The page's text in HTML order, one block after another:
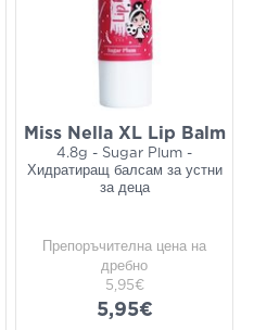
Miss Nella XL Lip Balm
4.8g - Sugar Plum -
Хидратиращ балсам за устни
за деца
Препоръчителна цена на
дребно
5,95€
5,95€